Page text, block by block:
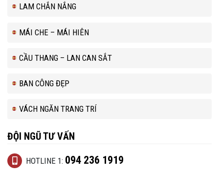
LAM CHẮN NẮNG
MÁI CHE – MÁI HIÊN
CẦU THANG – LAN CAN SẮT
BAN CÔNG ĐẸP
VÁCH NGĂN TRANG TRÍ
ĐỘI NGŨ TƯ VẤN
HOTLINE 1: 094 236 1919